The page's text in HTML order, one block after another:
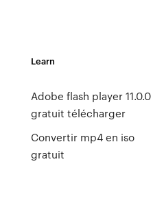
Learn
Adobe flash player 11.0.0
gratuit télécharger
Convertir mp4 en iso
gratuit